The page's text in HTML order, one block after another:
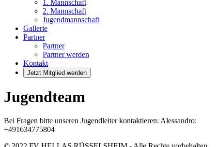
1. Mannschaft
2. Mannschaft
Jugendmannschaft
Gallerie
Partner
Partner
Partner werden
Kontakt
Jetzt Mitglied werden
Jugendteam
Bei Fragen bitte unseren Jugendleiter kontaktieren: Alessandro:
+491634775804